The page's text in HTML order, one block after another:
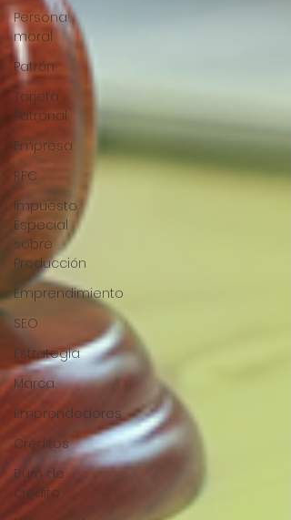
Persona
moral
Patrón
Tarjeta
Patronal
Empresa
RFC
Impuesto
Especial
sobre
Producción
Emprendimiento
SEO
Estrategia
Marca
Emprendedores
Créditos
Buró de
crédito